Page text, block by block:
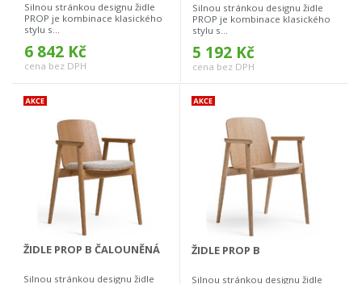
Silnou stránkou designu židle
PROP je kombinace klasického
stylu s...
6 842 Kč
cena bez DPH
Silnou stránkou designu židle
PROP je kombinace klasického
stylu s...
5 192 Kč
cena bez DPH
ŽIDLE PROP B ČALOUNĚNÁ
Silnou stránkou designu židle
ŽIDLE PROP B
Silnou stránkou designu židle